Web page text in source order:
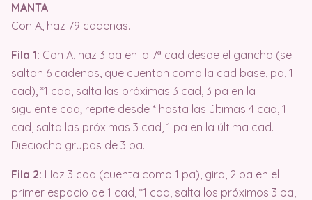
MANTA
Con A, haz 79 cadenas.
Fila 1: Con A, haz 3 pa en la 7ª cad desde el gancho (se
saltan 6 cadenas, que cuentan como la cad base, pa, 1
cad), *1 cad, salta las próximas 3 cad, 3 pa en la
siguiente cad; repite desde * hasta las últimas 4 cad, 1
cad, salta las próximas 3 cad, 1 pa en la última cad. –
Dieciocho grupos de 3 pa.
Fila 2: Haz 3 cad (cuenta como 1 pa), gira, 2 pa en el
primer espacio de 1 cad, *1 cad, salta los próximos 3 pa,